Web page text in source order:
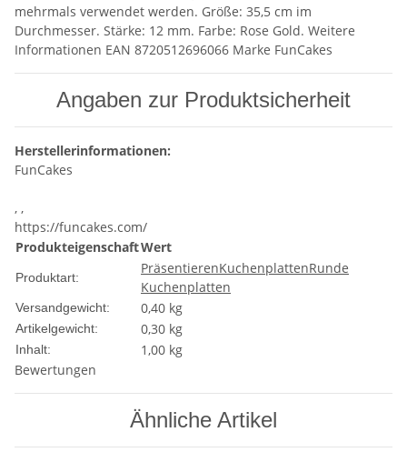
mehrmals verwendet werden. Größe: 35,5 cm im
Durchmesser. Stärke: 12 mm. Farbe: Rose Gold. Weitere
Informationen EAN 8720512696066 Marke FunCakes
Angaben zur Produktsicherheit
Herstellerinformationen:
FunCakes
, ,
https://funcakes.com/
ProdukteigenschaftWert
Produktart:
PräsentierenKuchenplattenRunde
Kuchenplatten
Versandgewicht: 0,40 kg
Artikelgewicht: 0,30 kg
Inhalt:
1,00 kg
Bewertungen
Ähnliche Artikel